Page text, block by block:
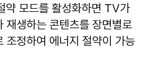
약 모드를 활성화하면 TV가
재생하는 콘텐츠를 장면별로
조정하여 에너지 절약이 가능